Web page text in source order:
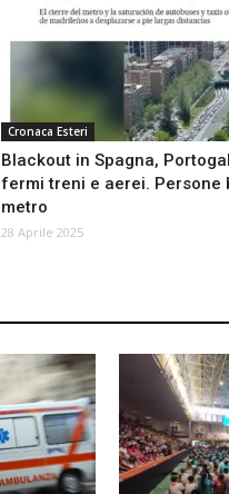
Cronaca Esteri
Blackout in Spagna,
fermi treni e aerei. Persone
metro
28 Aprile 2025